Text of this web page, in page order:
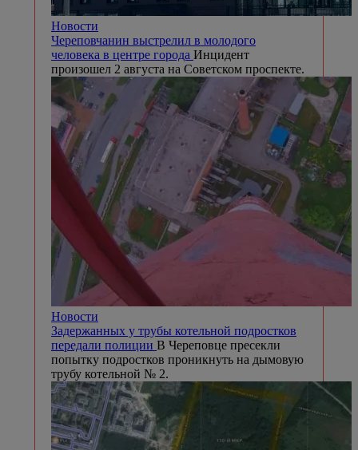
Новости
Череповчанин выстрелил в молодого
человека в центре города Инцидент
произошел 2 августа на Советском проспекте.
Новости
Задержанных у трубы котельной подростков
передали полиции В Череповце пресекли
попытку подростков проникнуть на дымовую
трубу котельной № 2.